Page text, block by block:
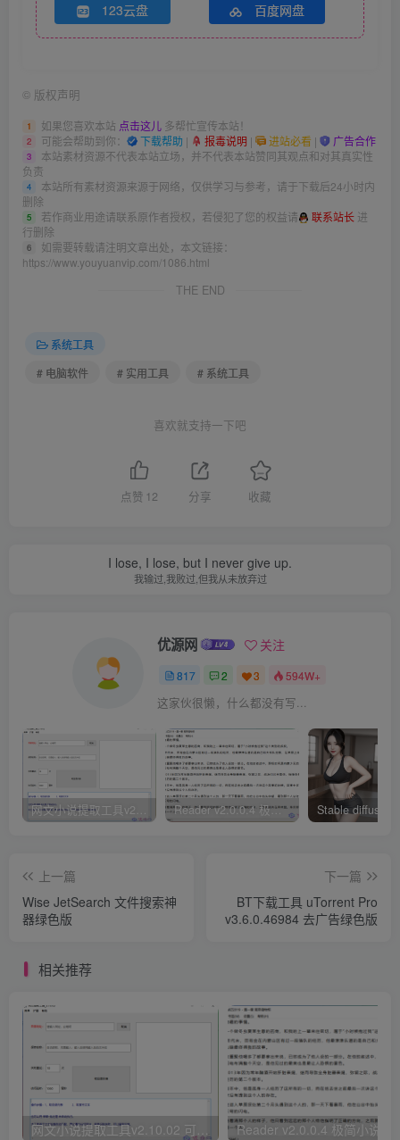
123云盘 百度网盘
© 版权声明
1 如果您喜欢本站 点击这儿 多帮忙宣传本站！
2 可能会帮助到你： 下载帮助 | 报毒说明 | 进站必看 | 广告合作
3
本站素材资源不代表本站立场，并不代表本站赞同其观点和对其真实性
负责
4
本站所有素材资源来源于网络，仅供学习与参考，请于下载后24小时内
删除
5 若作商业用途请联系原作者授权，若侵犯了您的权益请 联系站长 进
行删除
6
如需要转载请注明文章出处，本文链接：
https://www.youyuanvip.com/1086.html
THE END
系统工具
# 电脑软件
# 实用工具 # 系统工具
喜欢就支持一下吧
点赞 12 分享 收藏
I lose, I lose, but I never give up.
我输过,我败过,但我从未放弃过
优源网 关注
817 2 3 594W+
这家伙很懒，什么都没有写...
网文小说提取工具v2.10.02 可以自动下载小说 从此不再花钱看小说 Reader v2.0.0.4 极简小说阅读器支持导入在线及离线书源
上一篇
Wise JetSearch 文件搜索神
器绿色版
下一篇
BT下载工具 uTorrent Pro
v3.6.0.46984 去广告绿色版
相关推荐
网文小说提取工具v2.10.02 可以自动下载小说 从此不再花钱看小说